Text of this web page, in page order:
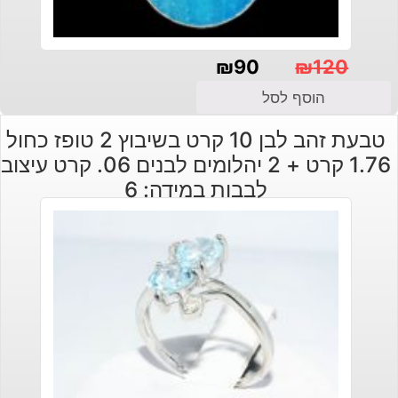
₪120
המקורי
היה:
₪120.
₪90
הנוכחי
הוא:
₪90.
הוסף לסל
טבעת זהב לבן 10 קרט בשיבוץ 2 טופז כחול
1.76 קרט + 2 יהלומים לבנים 06. קרט עיצוב
לבבות במידה: 6